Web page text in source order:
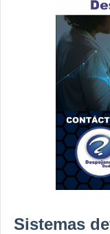
Sistemas